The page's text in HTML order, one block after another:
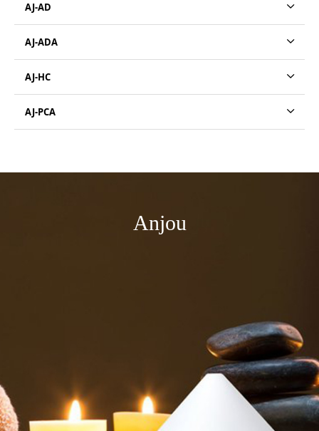
AJ-AD
AJ-ADA
AJ-HC
AJ-PCA
Anjou